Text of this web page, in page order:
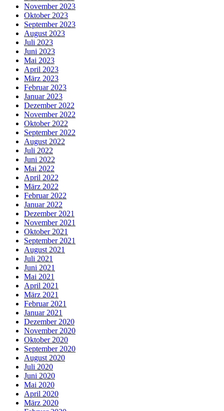
November 2023
Oktober 2023
September 2023
August 2023
Juli 2023
Juni 2023
Mai 2023
April 2023
März 2023
Februar 2023
Januar 2023
Dezember 2022
November 2022
Oktober 2022
September 2022
August 2022
Juli 2022
Juni 2022
Mai 2022
April 2022
März 2022
Februar 2022
Januar 2022
Dezember 2021
November 2021
Oktober 2021
September 2021
August 2021
Juli 2021
Juni 2021
Mai 2021
April 2021
März 2021
Februar 2021
Januar 2021
Dezember 2020
November 2020
Oktober 2020
September 2020
August 2020
Juli 2020
Juni 2020
Mai 2020
April 2020
März 2020